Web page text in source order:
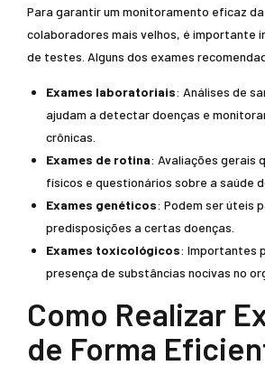
Para garantir um monitoramento eficaz
colaboradores mais velhos, é importante
de testes. Alguns dos exames
Exames laboratoriais: Análises de
ajudam a detectar doenças e
crônicas.
Exames de rotina: Avaliações gerais
físicos e questionários sobre a saúde
Exames genéticos: Podem ser úteis
predisposições a certas doenças.
Exames toxicológicos: Importantes
presença de substâncias nocivas no
Como Realizar
de Forma